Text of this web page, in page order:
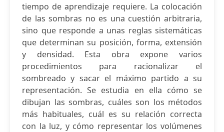
tiempo de aprendizaje requiere. La colocación
de las sombras no es una cuestión arbitraria,
sino que responde a unas reglas sistemáticas
que determinan su posición, forma, extensión
y densidad. Esta obra expone varios
procedimientos para racionalizar el
sombreado y sacar el máximo partido a su
representación. Se estudia en ella cómo se
dibujan las sombras, cuáles son los métodos
más habituales, cuál es su relación correcta
con la luz, y cómo representar los volúmenes